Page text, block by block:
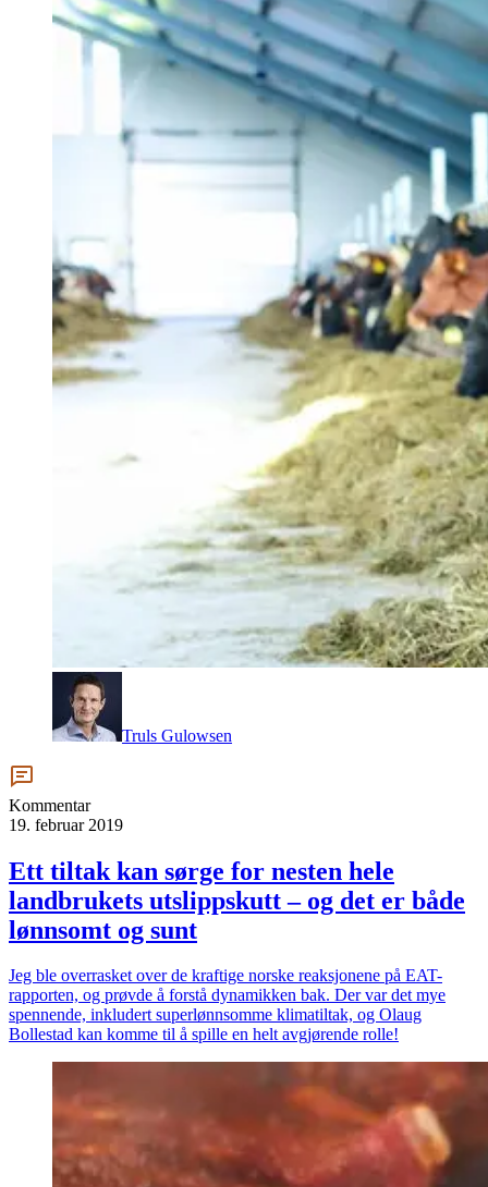
Truls Gulowsen
Kommentar
19. februar 2019
Ett tiltak kan sørge for nesten hele
landbrukets utslippskutt – og det er både
lønnsomt og sunt
Jeg ble overrasket over de kraftige norske reaksjonene på EAT-
rapporten, og prøvde å forstå dynamikken bak. Der var det mye
spennende, inkludert superlønnsomme klimatiltak, og Olaug
Bollestad kan komme til å spille en helt avgjørende rolle!